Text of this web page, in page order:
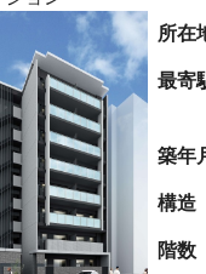
所在
最寄
築年
構造
階数